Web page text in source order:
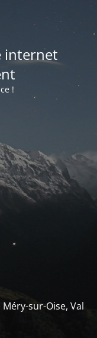
internet
!
sur-Oise, Val